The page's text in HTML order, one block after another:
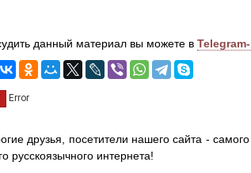
данный материал вы можете в
друзья, посетители нашего сайта -
русскоязычного интернета!